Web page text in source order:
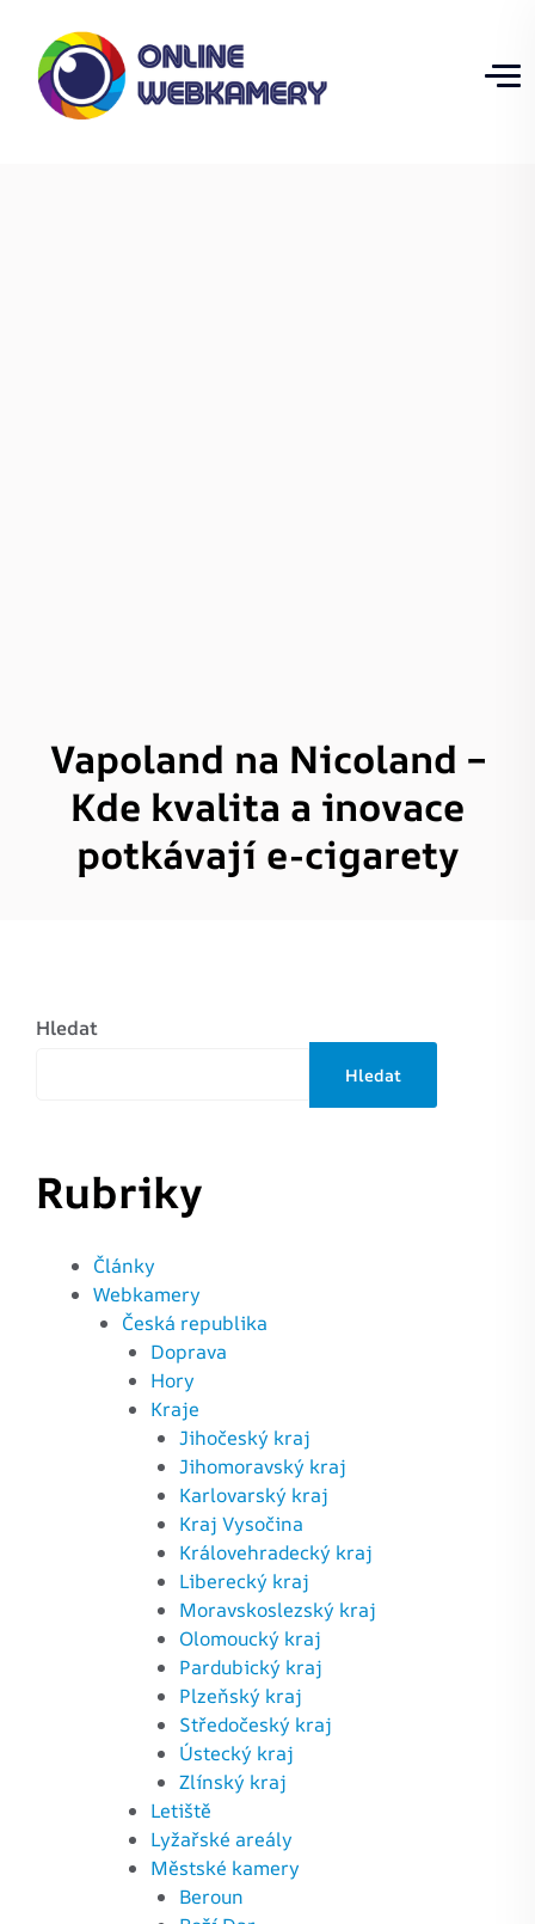
Vapoland na Nicoland –
Kde kvalita a inovace
potkávají e-cigarety
Hledat
Hledat
Rubriky
Články
Webkamery
Česká republika
Doprava
Hory
Kraje
Jihočeský kraj
Jihomoravský kraj
Karlovarský kraj
Kraj Vysočina
Královehradecký kraj
Liberecký kraj
Moravskoslezský kraj
Olomoucký kraj
Pardubický kraj
Plzeňský kraj
Středočeský kraj
Ústecký kraj
Zlínský kraj
Letiště
Lyžařské areály
Městské kamery
Beroun